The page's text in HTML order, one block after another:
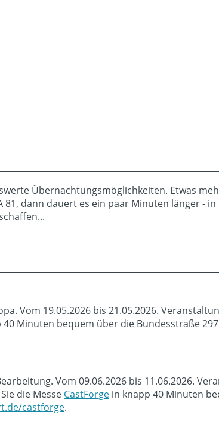
Übernachtungsmöglichkeiten. Etwas
dann dauert es ein paar Minuten länger -
Vom 19.05.2026 bis 21.05.2026.
40 Minuten bequem über die Bundesstraße
Vom 09.06.2026 bis 11.06.2026.
die Messe CastForge in knapp 40 Minuten
castforge.